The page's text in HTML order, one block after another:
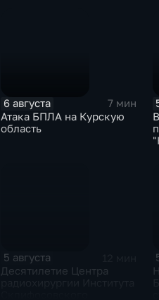
6 августа
7 мин
Атака БПЛА на Курскую
область
5 августа
Десятилетие Центра